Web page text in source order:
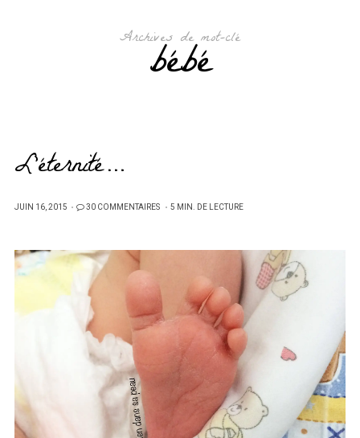
Archives de mot-clé
bébé
L’éternité…
PUBLIÉ
JUIN 16, 2015 30 COMMENTAIRES 5 MIN. DE LECTURE